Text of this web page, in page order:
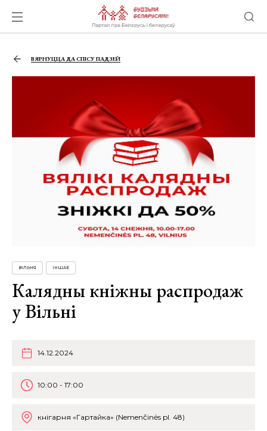
ВЯРНУЦЦА ДА СПІСУ ПАДЗЕЙ
ВІЛЬНЯ ІНШАЕ
Калядны кніжны распродаж
у Вільні
14.12.2024
10:00 - 17:00
кнігарня «Гартайка» (Nemenčinės pl. 48)